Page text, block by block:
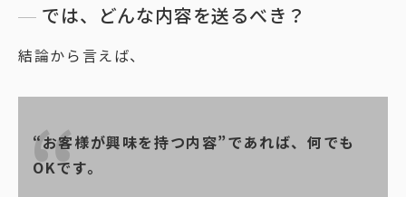
では、どんな内容を送るべき？
結論から言えば、
“お客様が興味を持つ内容”であれば、何でも
OKです。